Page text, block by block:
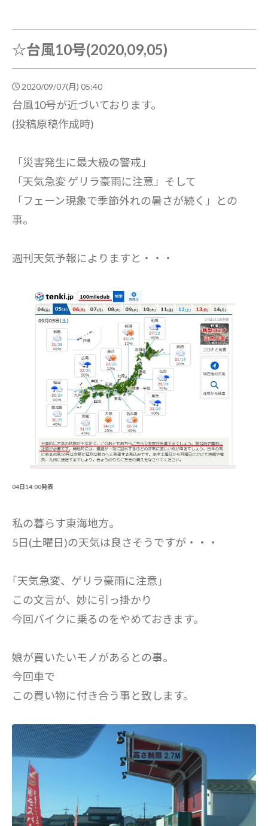
☆台風10号(2020,09,05)
2020/09/07(月) 05:40
台風10号が近づいております。
(投稿原稿作成時)
「災害発生に最大級の警戒」
「天気急変 ゲリラ豪雨に注意」そして
「フェーン現象で季節外れの暑さが続く」との
事。
週刊天気予報によりますと・・・
04日14:00発表
私の暮らす東海地方。
5日(土曜日)の天気は良さそうですが・・・
｢天気急変、ゲリラ豪雨に注意｣
この文言が、妙に引っ掛かり
今回バイクに乗るのをやめておきます。
娘が買いたいモノがあるとの事。
今回車で
この買い物に付き合う事と致します。